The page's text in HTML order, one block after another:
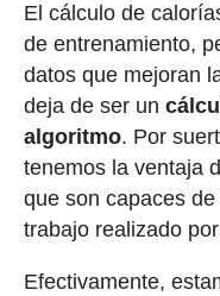
El cálculo de
de entrenamiento,
datos que mejoran
deja de ser un
algoritmo. Por
tenemos la ventaja
que son capaces
trabajo realizado
Efectivamente,